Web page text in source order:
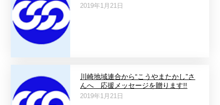
2019年1月21日
川崎地域連合から“こうやまたかし”さ
んへ 応援メッセージを贈ります!!
2019年1月21日